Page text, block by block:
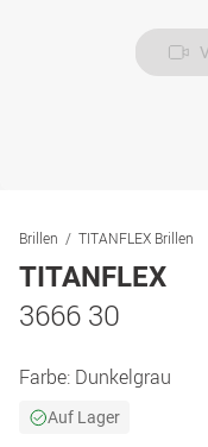
Brillen TITANFLEX Brillen
TITANFLEX
3666 30
Farbe: Dunkelgrau
Auf Lager